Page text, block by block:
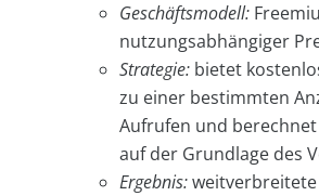
Geschäftsmodell:
nutzungsabhängiger
Strategie: bietet
zu einer bestimmten
Aufrufen und
auf der Grundlage des
Ergebnis: